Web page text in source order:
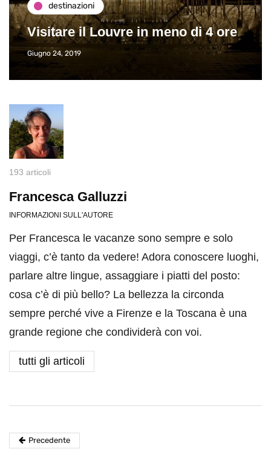
destinazioni
Visitare il Louvre in meno di 4 ore
Giugno 24, 2019
193 articoli
Francesca Galluzzi
INFORMAZIONI SULL'AUTORE
Per Francesca le vacanze sono sempre e solo
viaggi, c’è tanto da vedere! Adora conoscere luoghi,
parlare altre lingue, assaggiare i piatti del posto:
cosa c’è di più bello? La bellezza la circonda
sempre perché vive a Firenze e la Toscana è una
grande regione che condividerà con voi.
tutti gli articoli
Precedente